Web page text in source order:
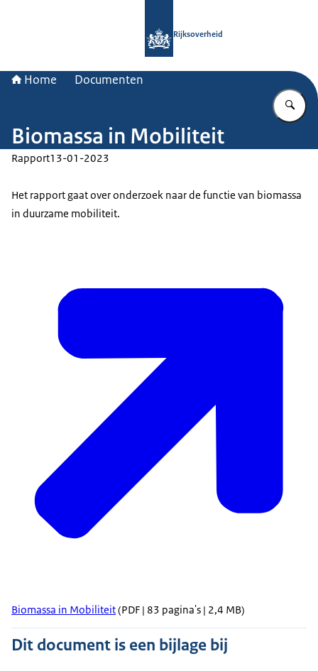
Rijksoverheid
Home Documenten
Biomassa in Mobiliteit
Rapport13-01-2023
Het rapport gaat over onderzoek naar de functie van biomassa
in duurzame mobiliteit.
Biomassa in Mobiliteit(PDF | 83 pagina's | 2,4 MB)
Dit document is een bijlage bij